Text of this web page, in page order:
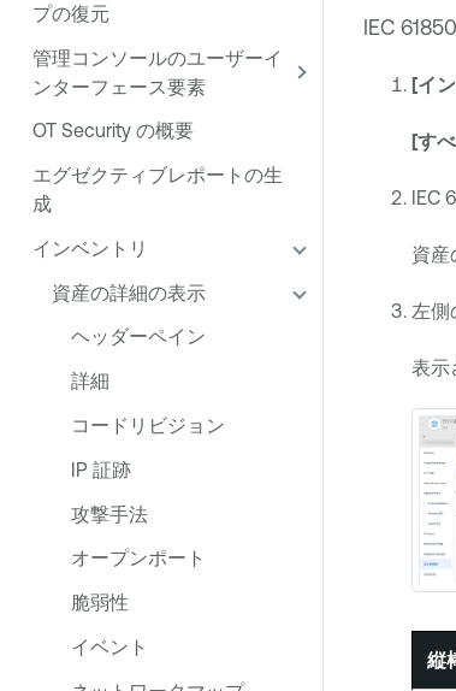
プの復元
管理コンソールのユーザーイ
ンターフェース要素
OT Security の概要
エグゼクティブレポートの生
成
インベントリ
資産の詳細の表示
ヘッダーペイン
詳細
コードリビジョン
IP 証跡
攻撃手法
オープンポート
脆弱性
イベント
IEC
[イ
[す
IEC
資産
左側
表示
縦